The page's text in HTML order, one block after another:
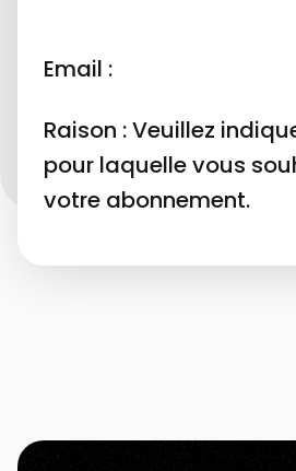
Email :
Raison : Veuillez
pour laquelle vous
votre abonnement.